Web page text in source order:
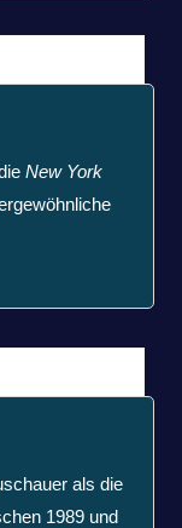
New York
als die
1989 und